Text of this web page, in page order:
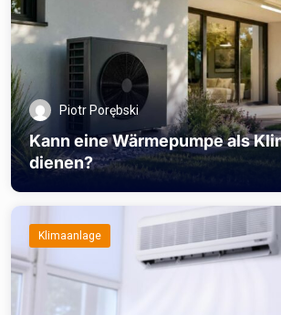
Piotr Porębski
Kann eine Wärmepumpe als
dienen?
Klimaanlage